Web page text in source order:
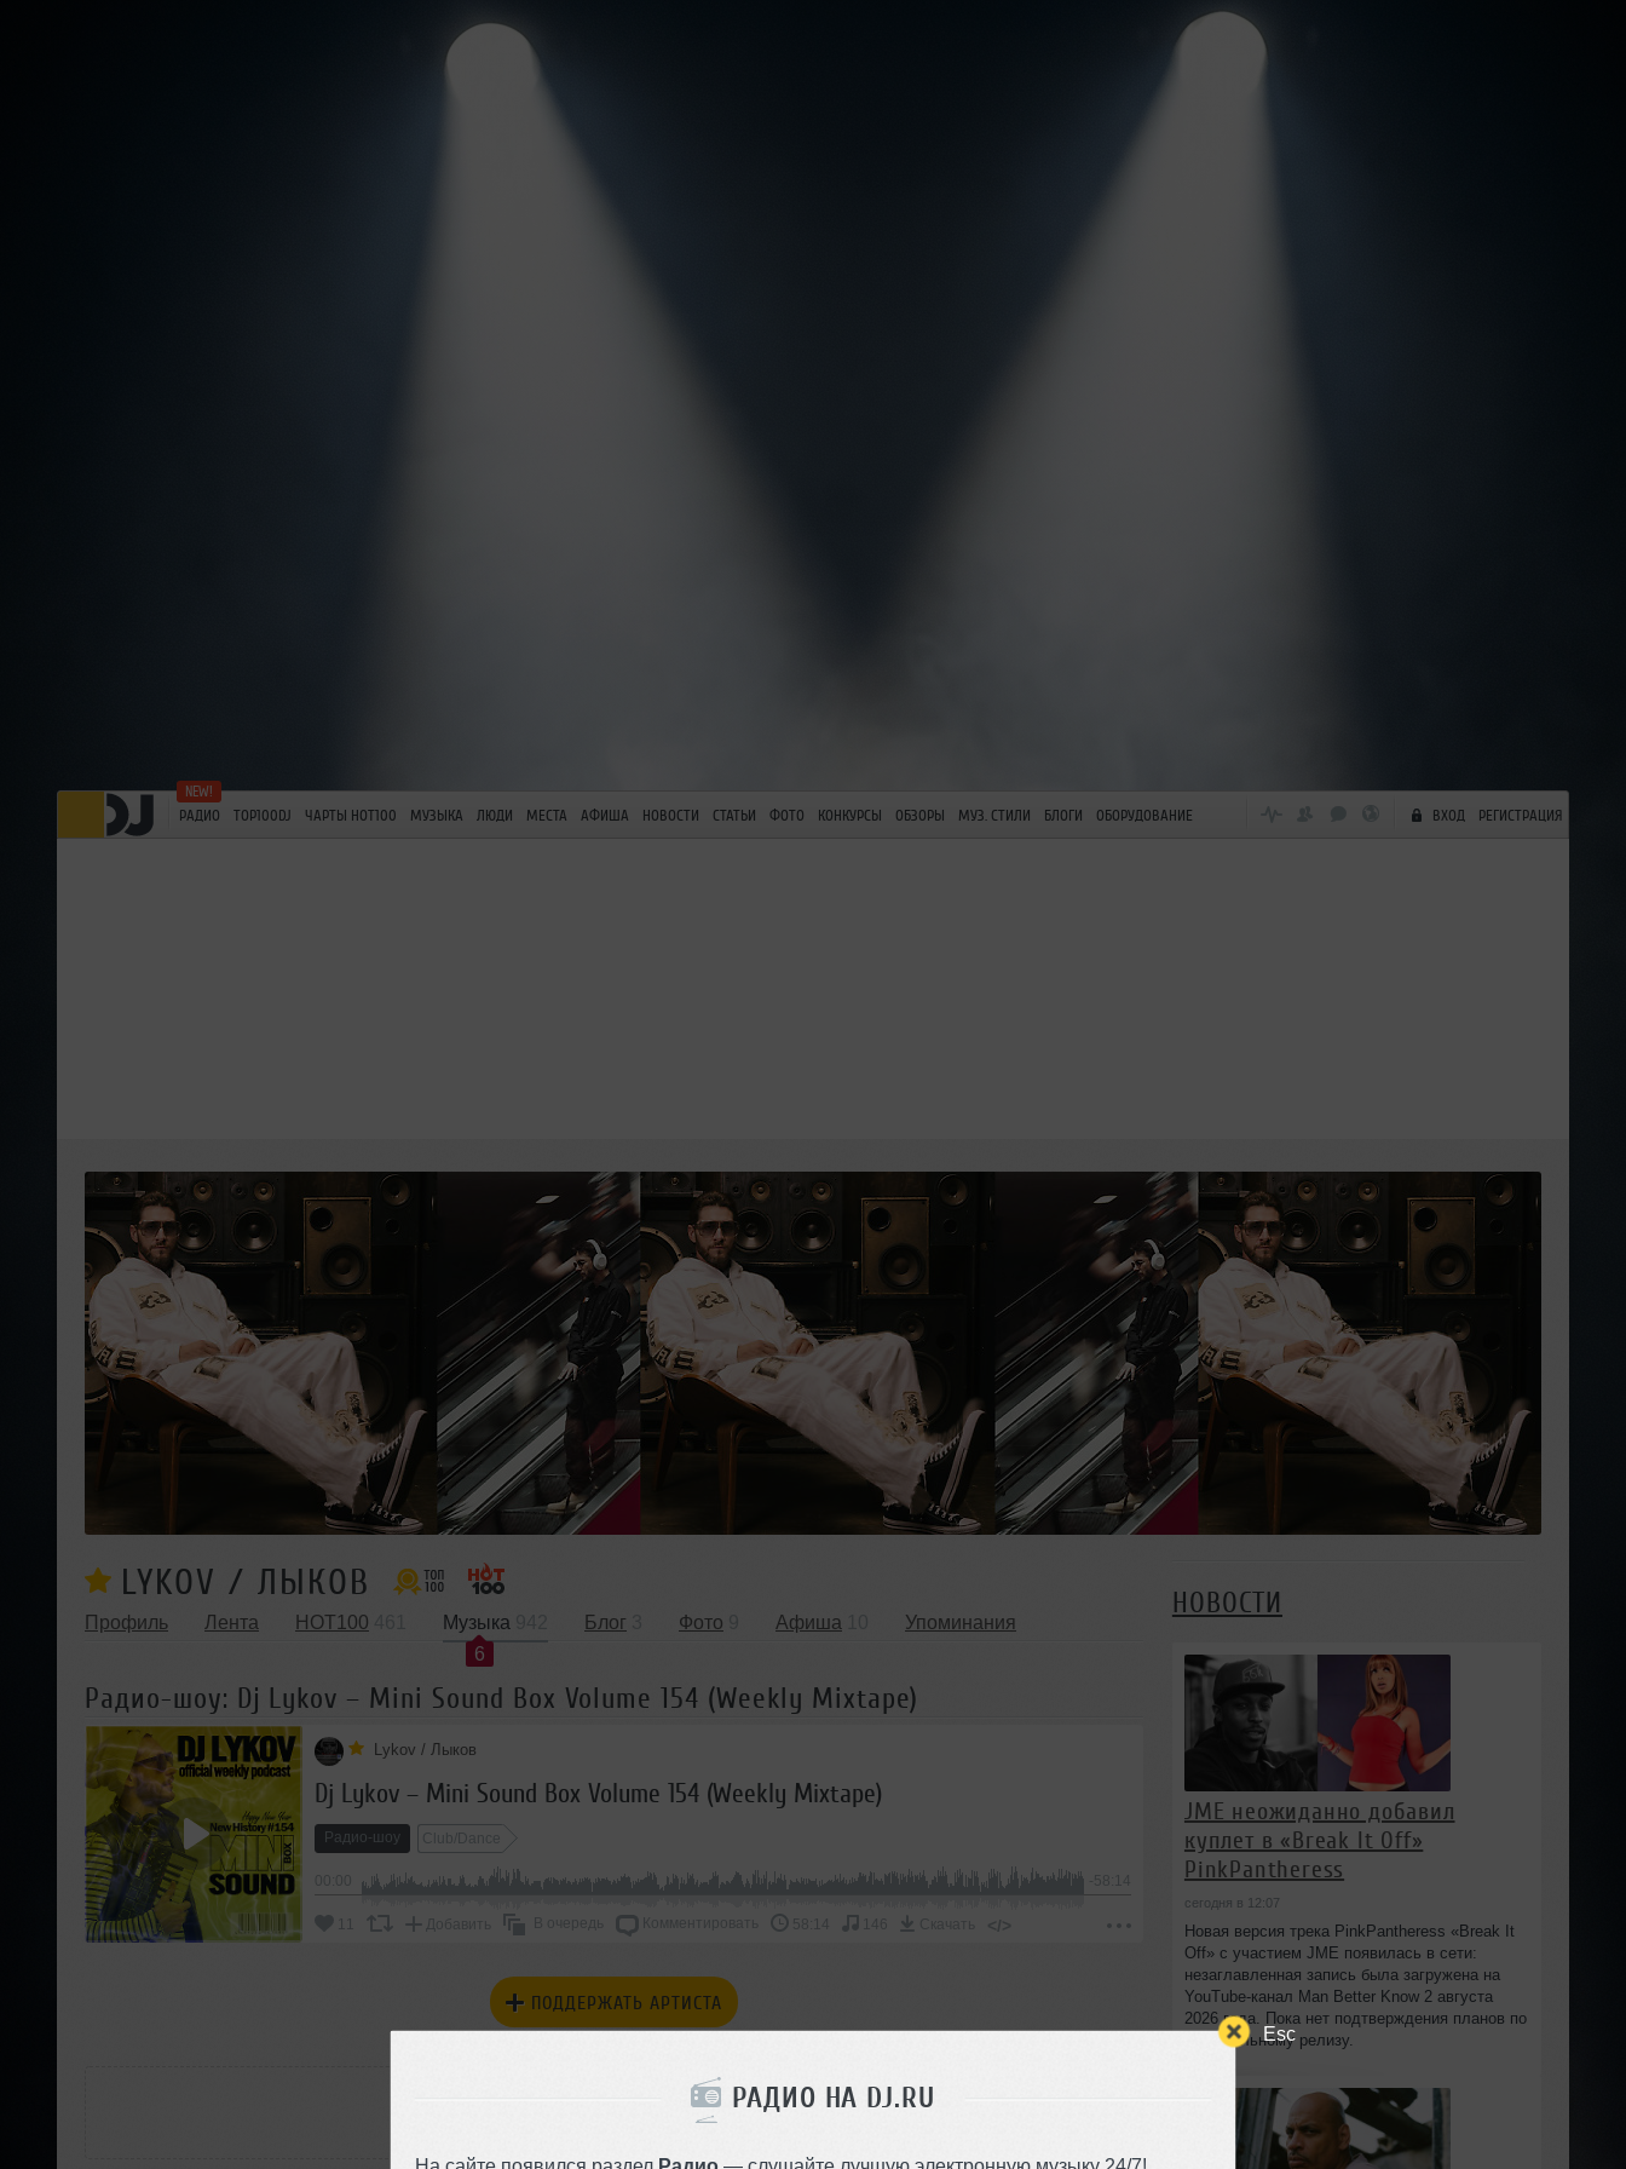
Esc
РАДИО НА DJ.RU
На сайте появился раздел Радио— слушайте лучшую электронную музыку 24/7!
РАДИО TOP100DJ ЧАРТЫ HOT100 МУЗЫКА ЛЮДИ МЕСТА АФИША НОВОСТИ СТАТЬИ ФОТО КОНКУРСЫ ОБЗОРЫ МУЗ. СТИЛИ БЛОГИ ОБОРУДОВАНИЕ ВХОД РЕГИСТРАЦИЯ
LYKOV / ЛЫКОВ
Профиль Лента HOT100
Музыка
6
Блог Фото Афиша Упоминания
Радио-шоу: Dj Lykov – Mini Sound Box Volume 154 (Weekly Mixtape)
Lykov / Лыков
Dj Lykov – Mini Sound Box Volume 154 (Weekly Mixtape)
Радио-шоу Club/Dance
-58:14
Добавить В очередь Комментировать 58:14 146 Скачать </>
ПОДДЕРЖАТЬ АРТИСТА
НОВОСТИ
JME неожиданно добавил
куплет в «Break It Off»
PinkPantheress
сегодня в 12:07
Новая версия трека PinkPantheress «Break It
Off» с участием JME появилась в сети:
незаглавленная запись была загружена на
YouTube-канал Man Better Know 2 августа
2026 года. Пока нет подтверждения планов по
официальному релизу.